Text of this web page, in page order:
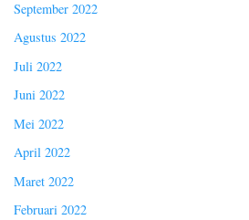
September 2022
Agustus 2022
Juli 2022
Juni 2022
Mei 2022
April 2022
Maret 2022
Februari 2022